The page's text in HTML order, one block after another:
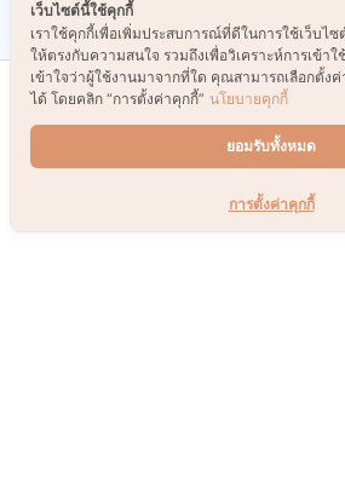
เกี่ยวกับเรา
รับข่าวสารและโปร
เว็บไซต์นี้ใช้คุกกี้
เราใช้คุกกี้เพื่อเพิ่มประสบการณ์ที่ดีในการใช้เว็บไ
ให้ตรงกับความสนใจ รวมถึงเพื่อวิเคราะห์การเข้า
เข้าใจว่าผู้ใช้งานมาจากที่ใด คุณสามารถเลือกตั้ง
ได้ โดยคลิก “การตั้งค่าคุกกี้” นโยบายคุกกี้
ยอมรับทั้งหมด
การตั้งค่าคุกกี้